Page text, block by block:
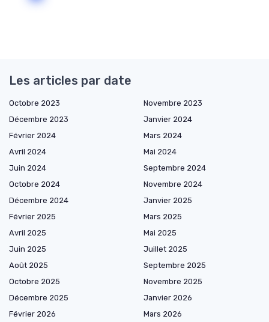
Les articles par date
Octobre 2023
Novembre 2023
Décembre 2023
Janvier 2024
Février 2024
Mars 2024
Avril 2024
Mai 2024
Juin 2024
Septembre 2024
Octobre 2024
Novembre 2024
Décembre 2024
Janvier 2025
Février 2025
Mars 2025
Avril 2025
Mai 2025
Juin 2025
Juillet 2025
Août 2025
Septembre 2025
Octobre 2025
Novembre 2025
Décembre 2025
Janvier 2026
Février 2026
Mars 2026